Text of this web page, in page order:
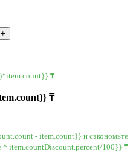
+
₸
₸
- item.count}} и сэкономьте
item.countDiscount.percent/100}} ₸